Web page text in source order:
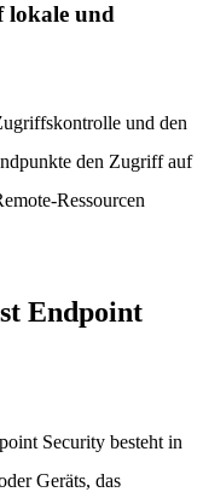
lokale und
und den
den Zugriff auf
Ressourcen
Endpoint
Security besteht in
Geräts, das